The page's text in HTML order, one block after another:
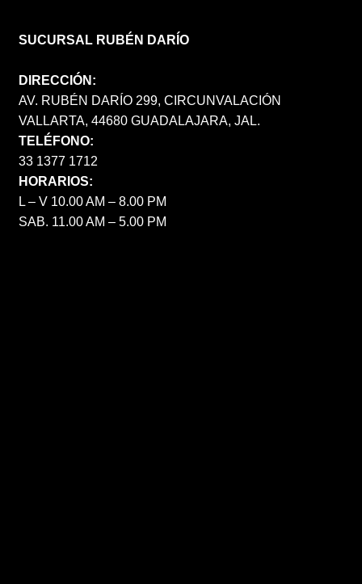
SUCURSAL RUBÉN DARÍO
DIRECCIÓN:
AV. RUBÉN DARÍO 299, CIRCUNVALACIÓN
VALLARTA, 44680 GUADALAJARA, JAL.
TELÉFONO:
33 1377 1712
HORARIOS:
L – V 10.00 AM – 8.00 PM
SAB. 11.00 AM – 5.00 PM